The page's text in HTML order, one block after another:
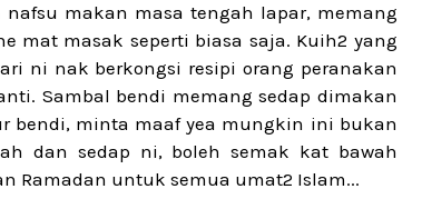
makan masa tengah lapar, memang
mat masak seperti biasa saja. Kuih2 yang
ni nak berkongsi resipi orang peranakan
Sambal bendi memang sedap dimakan
bendi, minta maaf yea mungkin ini bukan
dan sedap ni, boleh semak kat bawah
Ramadan untuk semua umat2 Islam...